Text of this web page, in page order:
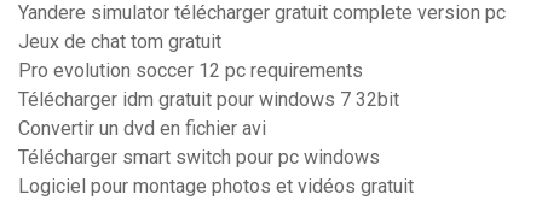
Yandere simulator télécharger gratuit complete version pc
Jeux de chat tom gratuit
Pro evolution soccer 12 pc requirements
Télécharger idm gratuit pour windows 7 32bit
Convertir un dvd en fichier avi
Télécharger smart switch pour pc windows
Logiciel pour montage photos et vidéos gratuit